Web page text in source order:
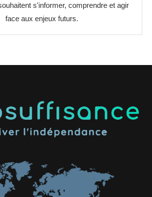
s'informer, comprendre et agir
face aux enjeux futurs.